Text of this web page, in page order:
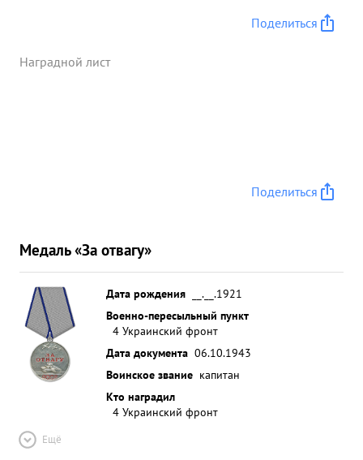
Поделиться
Наградной лист
Поделиться
Медаль «За отвагу»
Дата рождения
__.__.1921
Военно-пересыльный пункт
4 Украинский фронт
Дата документа 06.10.1943
Воинское звание капитан
Кто наградил
4 Украинский фронт
Ещё